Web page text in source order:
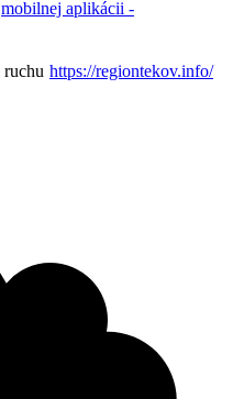
mobilnej aplikácii -
https://regiontekov.info/